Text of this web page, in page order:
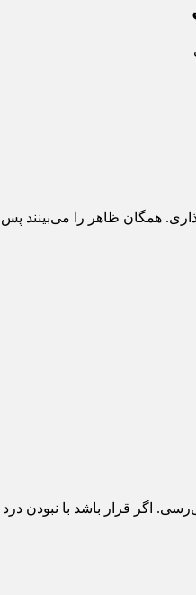
همگان ظاهر را می‌بینند
اگر قرار باشد با نبودن